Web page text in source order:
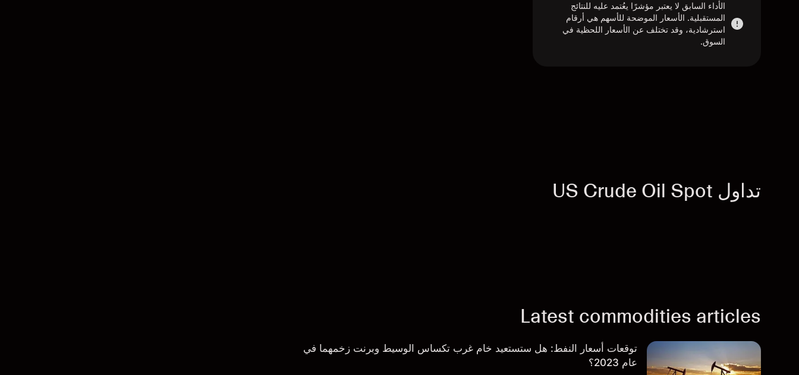
الأداء السابق لا يعتبر مؤشرًا يعُتمد عليه للنتائج
المستقبلية. الأسعار الموضحة للأسهم هي أرقام
استرشادية، وقد تختلف عن الأسعار اللحظية في
السوق.
تداول US Crude Oil Spot
Latest commodities articles
توقعات أسعار النفط: هل ستستعيد خام غرب تكساس الوسيط وبرنت زخمهما في
عام 2023؟